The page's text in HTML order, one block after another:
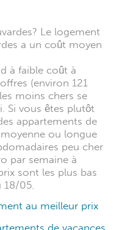
Le logement
a un coût moyen
à faible coût à
(environ 121
moins chers se
Si vous êtes plutôt
appartements de
ou longue
peu cher
par semaine à
sont les plus bas
18/05.
au meilleur prix